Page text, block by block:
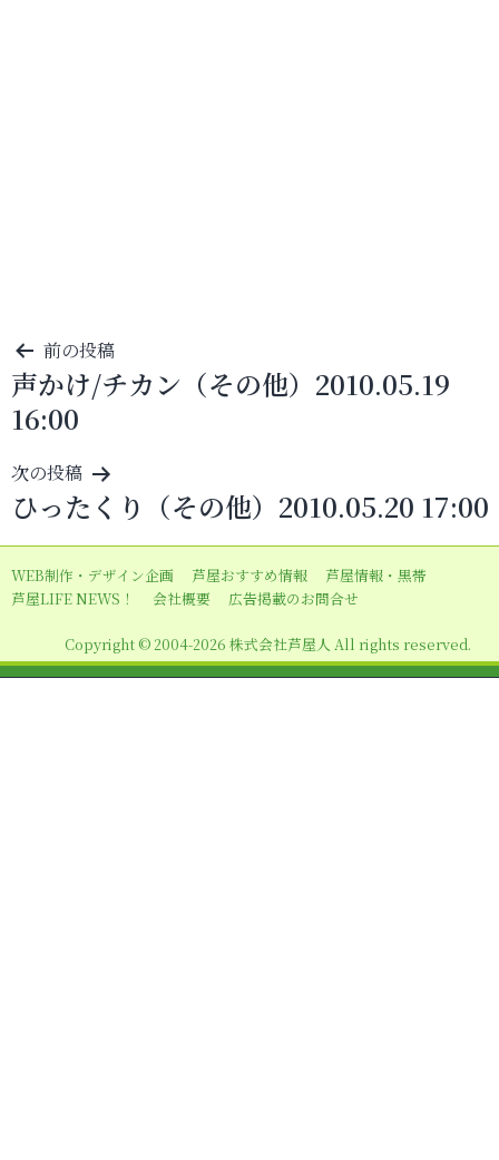
投
稿
ナ
ビ
ゲ
ー
シ
ョ
前の投稿
声かけ/チカン（その他）2010.05.19
16:00
次の投稿
ひったくり（その他）2010.05.20 17:00
WEB制作・デザイン企画 芦屋おすすめ情報
芦屋情報・黒帯
芦屋LIFE NEWS！
会社概要 広告掲載のお問合せ
Copyright © 2004-2026 株式会社芦屋人 All rights reserved.